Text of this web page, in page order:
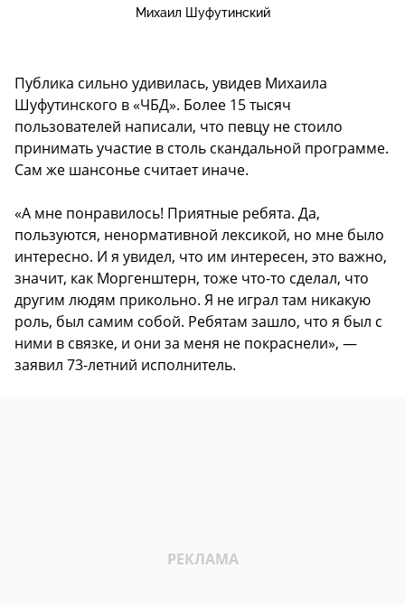
Михаил Шуфутинский
Публика сильно удивилась, увидев Михаила
Шуфутинского в «ЧБД». Более 15 тысяч
пользователей написали, что певцу не стоило
принимать участие в столь скандальной программе.
Сам же шансонье считает иначе.
«А мне понравилось! Приятные ребята. Да,
пользуются, ненормативной лексикой, но мне было
интересно. И я увидел, что им интересен, это важно,
значит, как Моргенштерн, тоже что-то сделал, что
другим людям прикольно. Я не играл там никакую
роль, был самим собой. Ребятам зашло, что я был с
ними в связке, и они за меня не покраснели», —
заявил 73-летний исполнитель.